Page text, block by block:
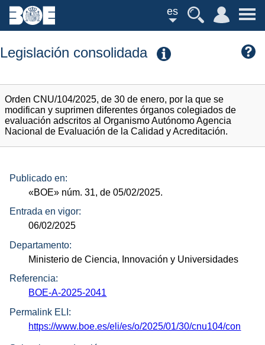
es
Legislación consolidada
Orden CNU/104/2025, de 30 de enero, por la que se
modifican y suprimen diferentes órganos colegiados de
evaluación adscritos al Organismo Autónomo Agencia
Nacional de Evaluación de la Calidad y Acreditación.
Publicado en:
«BOE» núm. 31, de 05/02/2025.
Entrada en vigor:
06/02/2025
Departamento:
Ministerio de Ciencia, Innovación y Universidades
Referencia:
BOE-A-2025-2041
Permalink ELI:
https://www.boe.es/eli/es/o/2025/01/30/cnu104/con